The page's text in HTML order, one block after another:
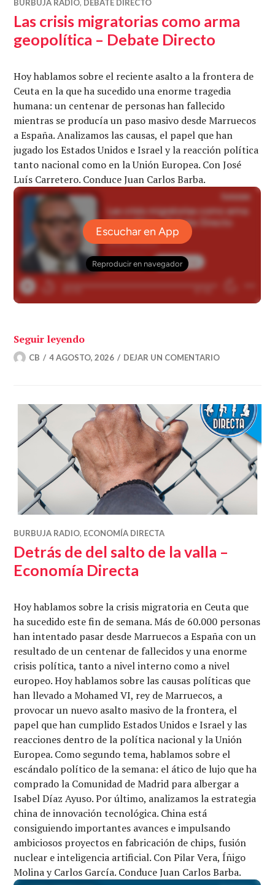
BURBUJA RADIO, DEBATE DIRECTO
Las crisis migratorias como arma
geopolítica – Debate Directo
Hoy hablamos sobre el reciente asalto a la frontera de
Ceuta en la que ha sucedido una enorme tragedia
humana: un centenar de personas han fallecido
mientras se producía un paso masivo desde Marruecos
a España. Analizamos las causas, el papel que han
jugado los Estados Unidos e Israel y la reacción política
tanto nacional como en la Unión Europea. Con José
Luís Carretero. Conduce Juan Carlos Barba.
Seguir leyendo«Las crisis migratorias como arma
CB 4 AGOSTO, 2026 DEJAR UN COMENTARIO
BURBUJA RADIO, ECONOMÍA DIRECTA
Detrás de del salto de la valla –
Economía Directa
Hoy hablamos sobre la crisis migratoria en Ceuta que
ha sucedido este fin de semana. Más de 60.000 personas
han intentado pasar desde Marruecos a España con un
resultado de un centenar de fallecidos y una enorme
crisis política, tanto a nivel interno como a nivel
europeo. Hoy hablamos sobre las causas políticas que
han llevado a Mohamed VI, rey de Marruecos, a
provocar un nuevo asalto masivo de la frontera, el
papel que han cumplido Estados Unidos e Israel y las
reacciones dentro de la política nacional y la Unión
Europea. Como segundo tema, hablamos sobre el
escándalo político de la semana: el ático de lujo que ha
comprado la Comunidad de Madrid para albergar a
Isabel Díaz Ayuso. Por último, analizamos la estrategia
china de innovación tecnológica. China está
consiguiendo importantes avances e impulsando
ambiciosos proyectos en fabricación de chips, fusión
nuclear e inteligencia artificial. Con Pilar Vera, Íñigo
Molina y Carlos García. Conduce Juan Carlos Barba.